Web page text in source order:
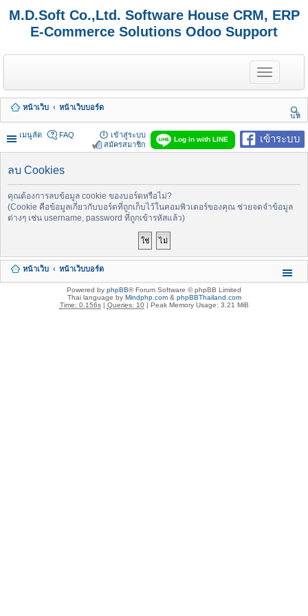
M.D.Soft Co.,Ltd. Software House CRM, ERP
E-Commerce Solutions Odoo Support
T
o
g
e
n
a
v
a
i
หน้าเว็บ
หน้าเว็บบอร์ด
นห
า
เมนูลัด
เข้าระบบ
Log in with LINE
FAQ
เข้าสู่ระบบ
สมัครสมาชิก
ลบ Cookies
คุณต้องการลบข้อมูล cookie ของบอร์ดหรือไม่?
(Cookie คือข้อมูลเกี่ยวกับบอร์ดที่ถูกเก็บไว้ในคอมพิวเตอร์ของคุณ ช่วยจดจำข้อมูล
ต่างๆ เช่น username, password ที่ถูกเข้ารหัสแล้ว)
หน้าเว็บ หน้าเว็บบอร์ด
Powered by phpBB® Forum Software © phpBB Limited
Thai language by Mindphp.com& phpBBThailand.com
Time: 0.156s| Queries: 10| Peak Memory Usage: 3.21 MiB